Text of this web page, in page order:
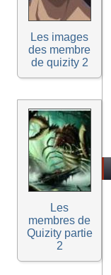
Les images
des membre
de quizity 2
Les
membres de
Quizity partie
2